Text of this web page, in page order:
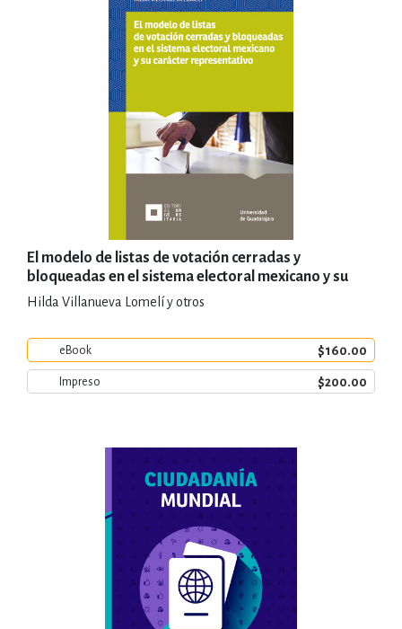
El modelo de listas de votación cerradas y
bloqueadas en el sistema electoral mexicano y su
carácter representativo
Hilda Villanueva Lomelí y otros
eBook $160.00
Impreso $200.00